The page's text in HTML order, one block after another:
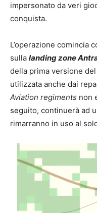
impersonato da veri
conquista.
L’operazione comincia
sulla landing zone
della prima versione
utilizzata anche dai
Aviation regiments non
seguito, continuerà ad
rimarranno in uso al